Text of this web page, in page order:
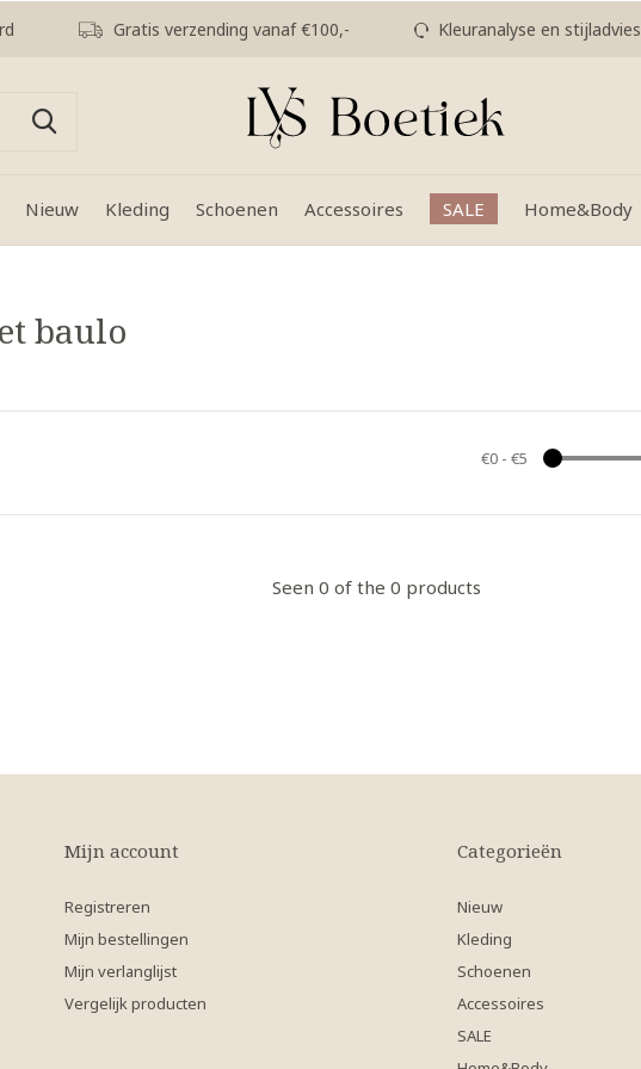
Nieuw Kleding Schoenen Accessoires SALE Home&Body
Gratis verzending vanaf €100,- Kleuranalyse en stijladvies
baulo
€0- €5
Seen 0 of the 0 products
Mijn account
Registreren
Mijn bestellingen
Mijn verlanglijst
Vergelijk producten
Categorieën
Nieuw
Kleding
Schoenen
Accessoires
SALE